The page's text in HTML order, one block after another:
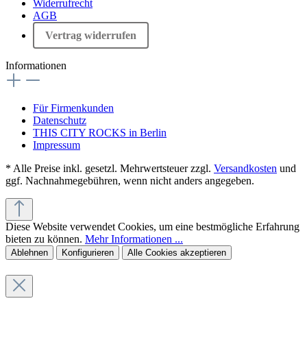
Widerrufrecht
AGB
Vertrag widerrufen
Informationen
Für Firmenkunden
Datenschutz
THIS CITY ROCKS in Berlin
Impressum
* Alle Preise inkl. gesetzl. Mehrwertsteuer zzgl. Versandkosten und
ggf. Nachnahmegebühren, wenn nicht anders angegeben.
Diese Website verwendet Cookies, um eine bestmögliche Erfahrung
bieten zu können. Mehr Informationen ...
Ablehnen Konfigurieren Alle Cookies akzeptieren